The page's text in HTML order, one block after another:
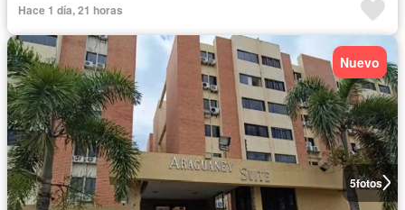
Hace 1 día, 21 horas
5fotos
Nuevo